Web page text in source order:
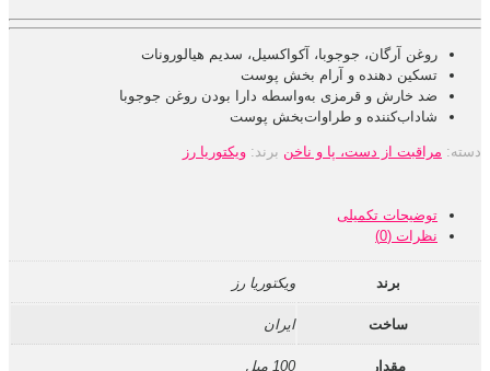
روغن آرگان، جوجوبا، آکواکسیل، سدیم هیالورونات
تسکین دهنده و آرام بخش پوست
ضد خارش و قرمزی به‌واسطه دارا بودن روغن جوجوبا
شاداب‌کننده و طراوات‌بخش پوست
دسته: مراقبت از دست، پا و ناخن برند: ویکتوریا رز
توضیحات تکمیلی
نظرات (0)
برند ویکتوریا رز
ساخت ایران
مقدار 100 میل